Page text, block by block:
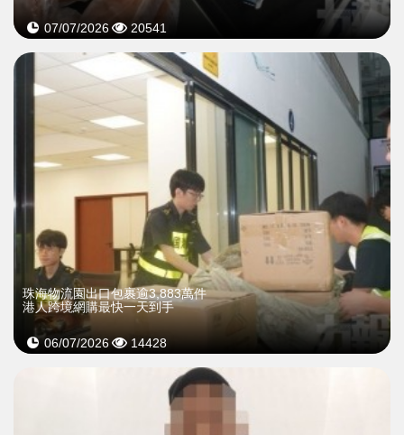
07/07/2026 20541
珠海物流園出口包裹逾3,883萬件
港人跨境網購最快一天到手
06/07/2026 14428